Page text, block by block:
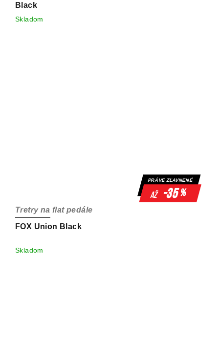
Black
Skladom
PRÁVE ZĽAVNENÉ
až -35%
FOX Union Black
Tretry na flat pedále
Skladom